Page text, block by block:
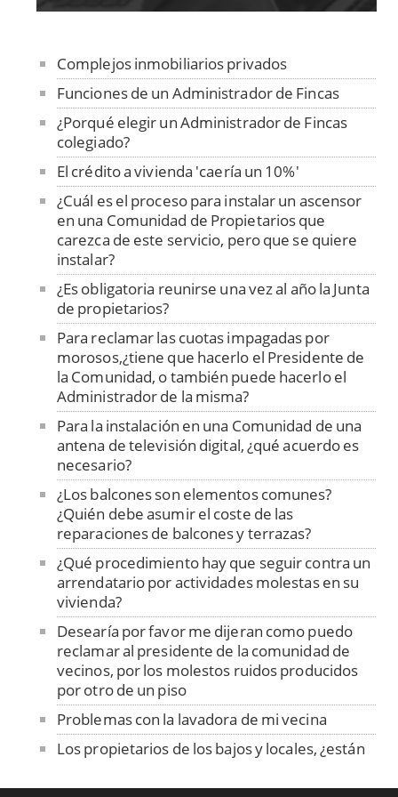
Complejos inmobiliarios privados
Funciones de un Administrador de Fincas
¿Porqué elegir un Administrador de Fincas
colegiado?
El crédito a vivienda 'caería un 10%'
¿Cuál es el proceso para instalar un ascensor
en una Comunidad de Propietarios que
carezca de este servicio, pero que se quiere
instalar?
¿Es obligatoria reunirse una vez al año la Junta
de propietarios?
Para reclamar las cuotas impagadas por
morosos,¿tiene que hacerlo el Presidente de
la Comunidad, o también puede hacerlo el
Administrador de la misma?
Para la instalación en una Comunidad de una
antena de televisión digital, ¿qué acuerdo es
necesario?
¿Los balcones son elementos comunes?
¿Quién debe asumir el coste de las
reparaciones de balcones y terrazas?
¿Qué procedimiento hay que seguir contra un
arrendatario por actividades molestas en su
vivienda?
Desearía por favor me dijeran como puedo
reclamar al presidente de la comunidad de
vecinos, por los molestos ruidos producidos
por otro de un piso
Problemas con la lavadora de mi vecina
Los propietarios de los bajos y locales, ¿están